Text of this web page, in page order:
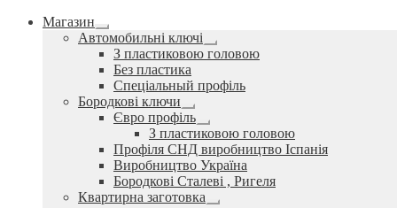
Магазин
Розгорнуте
вкладене
меню
Автомобильні ключі
Розгорнуте
вкладене
З пластиковою головою
Без пластика
Спеціальный профіль
Бородкові ключи
Розгорнуте
вкладене
меню
Євро профіль
Розгорнуте
вкладене
меню
З пластиковою головою
Профіля СНД виробництво Іспанія
Виробництво Україна
Бородкові Сталеві , Ригеля
Квартирна заготовка